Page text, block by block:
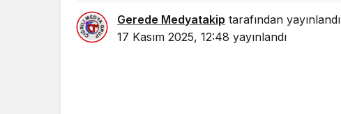
Gerede Medyatakip tarafından yayınlandı
17 Kasım 2025, 12:48 yayınlandı